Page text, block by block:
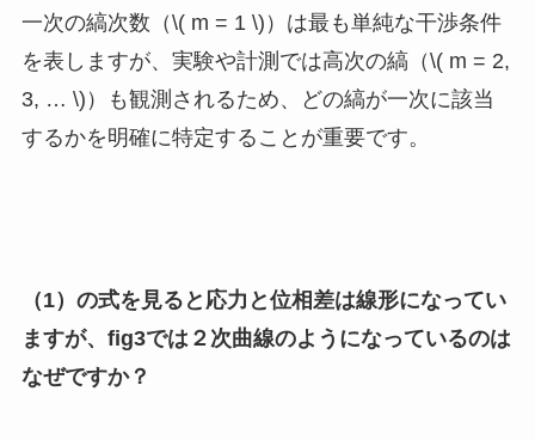
一次の縞次数（\( m = 1 \)）は最も単純な干渉条件
を表しますが、実験や計測では高次の縞（\( m = 2,
3, … \)）も観測されるため、どの縞が一次に該当
するかを明確に特定することが重要です。
（1）の式を見ると応力と位相差は線形になってい
ますが、fig3では２次曲線のようになっているのは
なぜですか？